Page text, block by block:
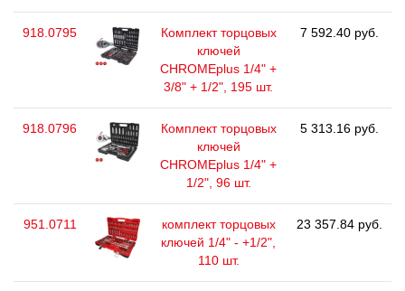
918.0795
Комплект торцовых
ключей
CHROMEplus 1/4" +
3/8" + 1/2", 195 шт.
7 592.40 руб.
918.0796
Комплект торцовых
ключей
CHROMEplus 1/4" +
1/2", 96 шт.
5 313.16 руб.
951.0711
комплект торцовых
ключей 1/4" - +1/2",
110 шт.
23 357.84 руб.